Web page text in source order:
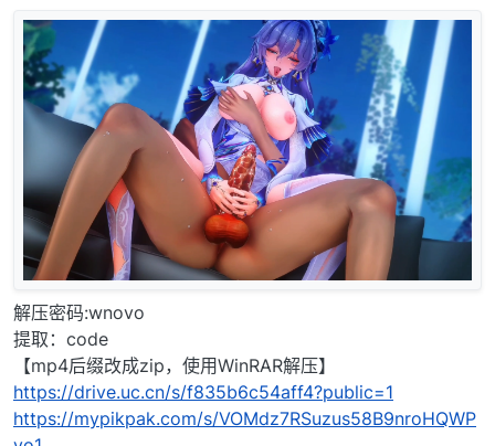
解压密码:wnovo
提取：code
【mp4后缀改成zip，使用WinRAR解压】
https://drive.uc.cn/s/f835b6c54aff4?public=1
https://mypikpak.com/s/VOMdz7RSuzus58B9nroHQWP